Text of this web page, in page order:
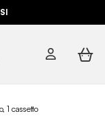
1 cassetto